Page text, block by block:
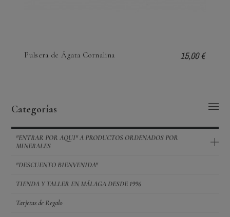
Categorías
"ENTRAR POR AQUI" A PRODUCTOS ORDENADOS POR
MINERALES
"DESCUENTO BIENVENIDA"
TIENDA Y TALLER EN MÁLAGA DESDE 1996
Tarjetas de Regalo
Pulsera de Ágata Cornalina 15,00 €